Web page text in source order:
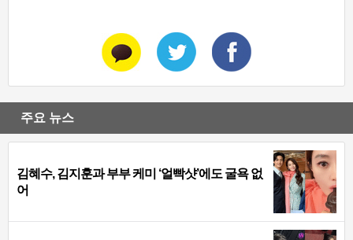
주요 뉴스
김혜수, 김지훈과 부부 케미 ‘얼빡샷’에도 굴욕 없
어